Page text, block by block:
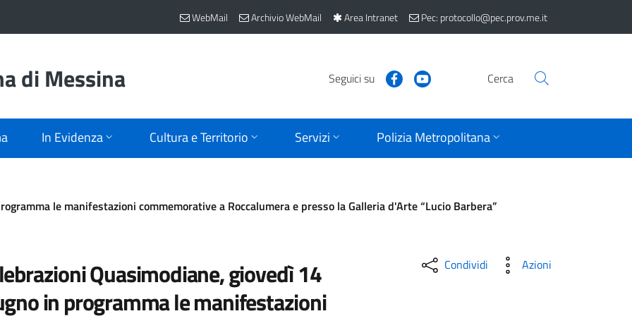
WebMail Archivio WebMail Area Intranet Pec: protocollo@pec.prov.me.it
di Messina Seguici su Cerca
In Evidenza Cultura e Territorio Servizi Polizia Metropolitana
le manifestazioni commemorative a Roccalumera e presso la Galleria d'Arte “Lucio Barbera”
Quasimodiane, giovedì 14
in programma le manifestazioni
Condividi Azioni